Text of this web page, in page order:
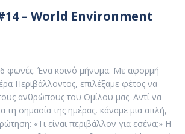
– World Environment
φωνές. Ένα κοινό μήνυμα. Με αφορμή
Περιβάλλοντος, επιλέξαμε φέτος να
ανθρώπους του Ομίλου μας. Αντί να
τη σημασία της ημέρας, κάναμε μια απλή,
«Τι είναι περιβάλλον για εσένα;» Η